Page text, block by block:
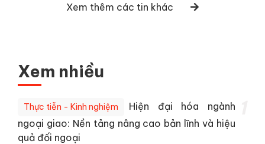
Xem thêm các tin khác
Xem nhiều
Thực tiễn - Kinh nghiệm
Hiện đại hóa ngành
ngoại giao: Nền tảng nâng cao bản lĩnh và hiệu
quả đối ngoại